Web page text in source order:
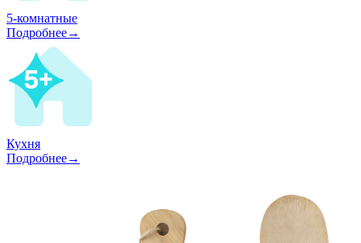
5-комнатные
Подробнее→
Кухня
Подробнее→